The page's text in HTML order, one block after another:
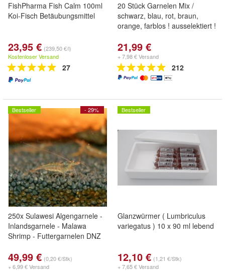
FishPharma Fish Calm 100ml
Koi-Fisch Betäubungsmittel
23,95 € (239,50 €/l)
Kostenloser Versand
27
20 Stück Garnelen Mix /
schwarz, blau, rot, braun,
orange, farblos ! ausselektiert !
21,99 €
+ 7,98 € Versand
212
- 29%
Bestseller
250x Sulawesi Algengarnele -
Inlandsgarnele - Malawa
Shrimp - Futtergarnelen DNZ
49,99 € (0,20 €/Stk)
+ 6,99 € Versand
Bestseller
Glanzwürmer ( Lumbriculus
variegatus ) 10 x 90 ml lebend
12,10 € (1,21 €/Stk)
+ 7,65 € Versand